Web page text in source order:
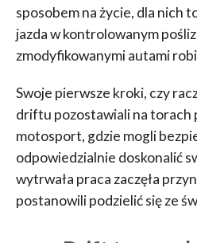
sposobem na życie, dla nich
jazda w kontrolowanym
zmodyfikowanymi autami
Swoje pierwsze kroki, czy
driftu pozostawiali na torach
motosport, gdzie mogli
odpowiedzialnie doskonalić
wytrwała praca zaczęła
postanowili podzielić się ze